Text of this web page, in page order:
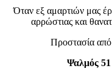
Όταν εξ αμαρτιών μας
αρρώστιας και
Προστασία
Ψαλμός